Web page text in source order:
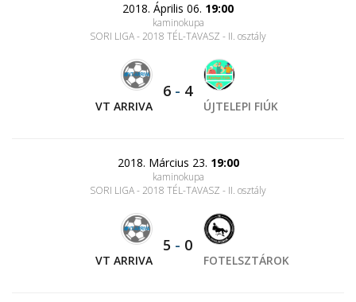
2018. Április 06. 19:00
kaminokupa
SORI LIGA - 2018 TÉL-TAVASZ - II. osztály
VT ARRIVA
6 - 4
ÚJTELEPI FIÚK
2018. Március 23. 19:00
kaminokupa
SORI LIGA - 2018 TÉL-TAVASZ - II. osztály
VT ARRIVA
5 - 0
FOTELSZTÁROK